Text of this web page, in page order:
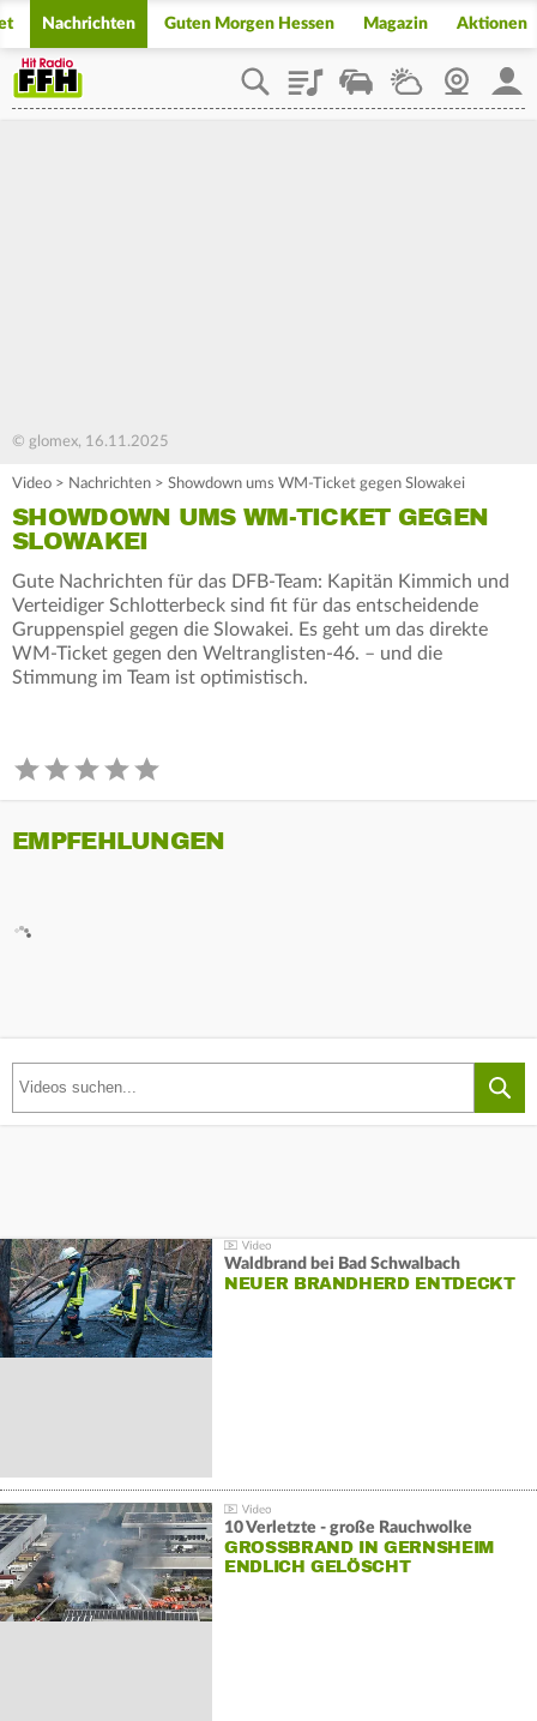
Nachrichten Guten Morgen Hessen Magazin Aktionen
PlaylistStaupilotWetterWebcam
© glomex, 16.11.2025
Video > Nachrichten > Showdown ums WM-Ticket gegen Slowakei
SHOWDOWN UMS WM-TICKET GEGEN
SLOWAKEI
Gute Nachrichten für das DFB-Team: Kapitän Kimmich und
Verteidiger Schlotterbeck sind fit für das entscheidende
Gruppenspiel gegen die Slowakei. Es geht um das direkte
WM-Ticket gegen den Weltranglisten-46. – und die
Stimmung im Team ist optimistisch.
EMPFEHLUNGEN
Waldbrand bei Bad Schwalbach
NEUER BRANDHERD ENTDECKT
10 Verletzte - große Rauchwolke
GROSSBRAND IN GERNSHEIM E
NDLICH GELÖSCHT